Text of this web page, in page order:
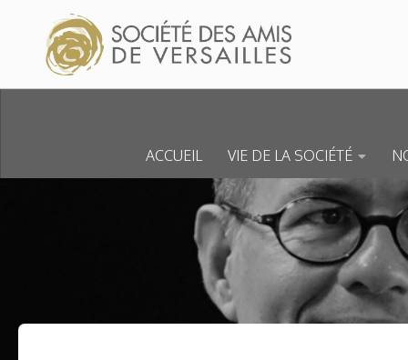
Skip to content
ACCUEIL VIE DE LA SOCIÉTÉ